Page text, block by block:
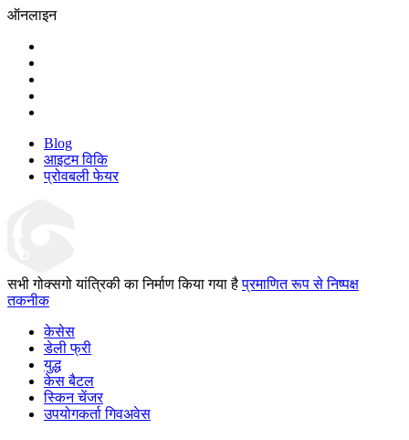
ऑनलाइन
Blog
आइटम विकि
प्रोवबली फेयर
सभी गोक्सगो यांत्रिकी का निर्माण किया गया हैप्रमाणित रूप से निष्पक्ष
तकनीक
केसेस
डेली फ्री
युद्ध
केस बैटल
स्किन चेंजर
उपयोगकर्ता गिवअवेस